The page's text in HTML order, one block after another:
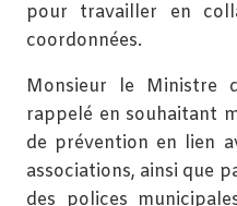
pour travailler en
coordonnées.
Monsieur le Ministre
rappelé en souhaitant
de prévention en lien
associations, ainsi que
des polices